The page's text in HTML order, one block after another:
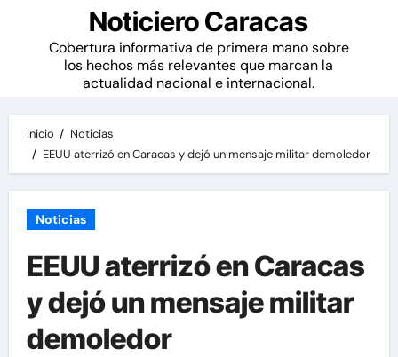
Noticiero Caracas
Cobertura informativa de primera mano sobre
los hechos más relevantes que marcan la
actualidad nacional e internacional.
Inicio
Noticias
EEUU aterrizó en Caracas y dejó un mensaje militar demoledor
Noticias
EEUU aterrizó en Caracas
y dejó un mensaje militar
demoledor